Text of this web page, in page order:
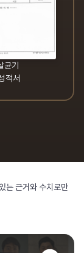
균기
적서
는 근거와 수치로만